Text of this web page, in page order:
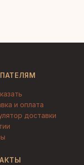
и оплата
доставки